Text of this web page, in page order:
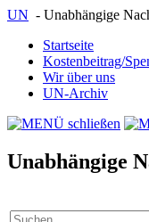
UN - Unabhängige
Startseite
Kostenbeitrag/
Wir über uns
UN-Archiv
Unabhängige